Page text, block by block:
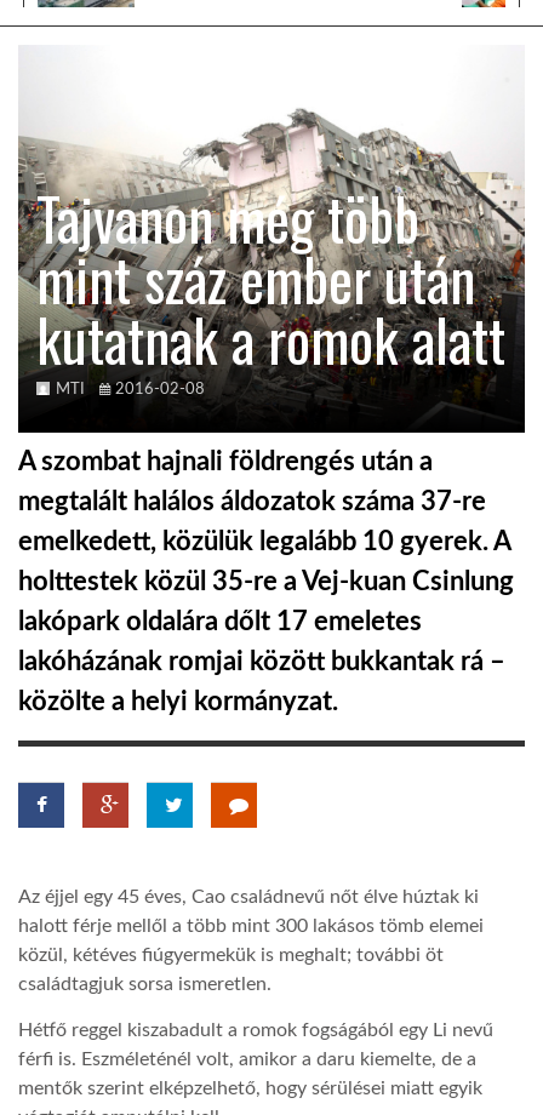
TROPICALMAGAZIN
GLOBOTV
AFRIKA TUDÁSTÁR
A NAP SZÉPE
LINKTR.EE
GLOBOZSARU
DOBRAVERO.HU
LATIMO.HU
GLOBOBOOK
Tajvanon még több
mint száz ember után
kutatnak a romok alatt
MTI 2016-02-08
A szombat hajnali földrengés után a
megtalált halálos áldozatok száma 37-re
emelkedett, közülük legalább 10 gyerek. A
holttestek közül 35-re a Vej-kuan Csinlung
lakópark oldalára dőlt 17 emeletes
lakóházának romjai között bukkantak rá –
közölte a helyi kormányzat.
Az éjjel egy 45 éves, Cao családnevű nőt élve húztak ki
halott férje mellől a több mint 300 lakásos tömb elemei
közül, kétéves fiúgyermekük is meghalt; további öt
családtagjuk sorsa ismeretlen.
Hétfő reggel kiszabadult a romok fogságából egy Li nevű
férfi is. Eszméleténél volt, amikor a daru kiemelte, de a
mentők szerint elképzelhető, hogy sérülései miatt egyik